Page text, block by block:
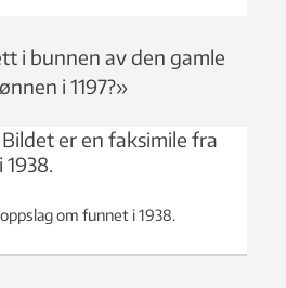
i bunnen av den gamle
i 1197?»
om funnet i 1938.